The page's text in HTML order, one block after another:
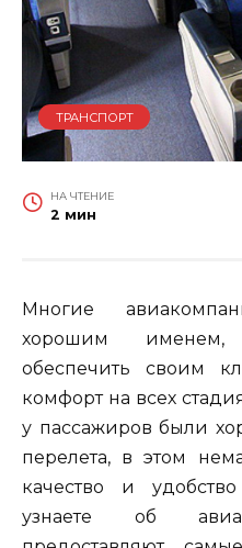
ТРАНСПОРТ
НА ЧТЕНИЕ
2 мин
Многие
хорошим именем,
обеспечить своим
комфорт на всех
у пассажиров были
перелета, в этом
качество и
узнаете об